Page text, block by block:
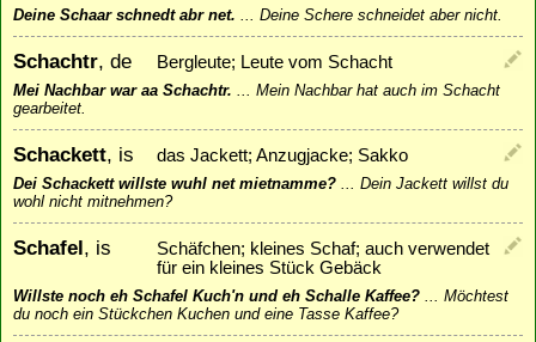
Deine Schaar schnedt abr net. ... Deine Schere schneidet aber nicht.
Schachtr, de Bergleute; Leute vom Schacht
Mei Nachbar war aa Schachtr. ... Mein Nachbar hat auch im Schacht
gearbeitet.
Schackett, is das Jackett; Anzugjacke; Sakko
Dei Schackett willste wuhl net mietnamme? ... Dein Jackett willst du
wohl nicht mitnehmen?
Schafel, is
Schäfchen; kleines Schaf; auch verwendet
für ein kleines Stück Gebäck
Willste noch eh Schafel Kuch'n und eh Schalle Kaffee? ... Möchtest
du noch ein Stückchen Kuchen und eine Tasse Kaffee?